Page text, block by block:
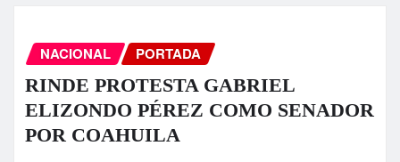
NACIONAL PORTADA
RINDE PROTESTA GABRIEL
ELIZONDO PÉREZ COMO SENADOR
POR COAHUILA